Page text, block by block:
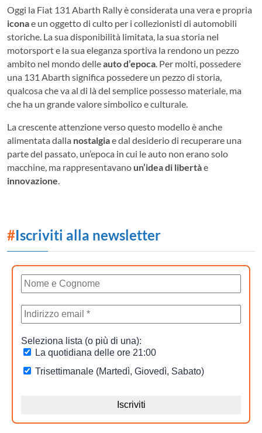
Oggi la Fiat 131 Abarth Rally è considerata una vera e propria
iconae un oggetto di culto per i collezionisti di automobili
storiche. La sua disponibilità limitata, la sua storia nel
motorsport e la sua eleganza sportiva la rendono un pezzo
ambito nel mondo delleauto d’epoca . Per molti, possedere
una 131 Abarth significa possedere un pezzo di storia,
qualcosa che va al di là del semplice possesso materiale, ma
che ha un grande valore simbolico e culturale.
La crescente attenzione verso questo modello è anche
alimentata dalla nostalgiae dal desiderio di recuperare una
parte del passato, un’epoca in cui le auto non erano solo
macchine, ma rappresentavano un’idea di libertàe
innovazione
#Iscriviti alla newsletter